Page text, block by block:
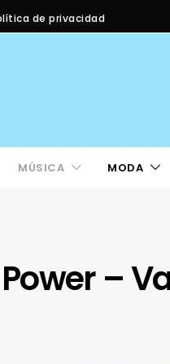
de privacidad
MÚSICA MODA
–